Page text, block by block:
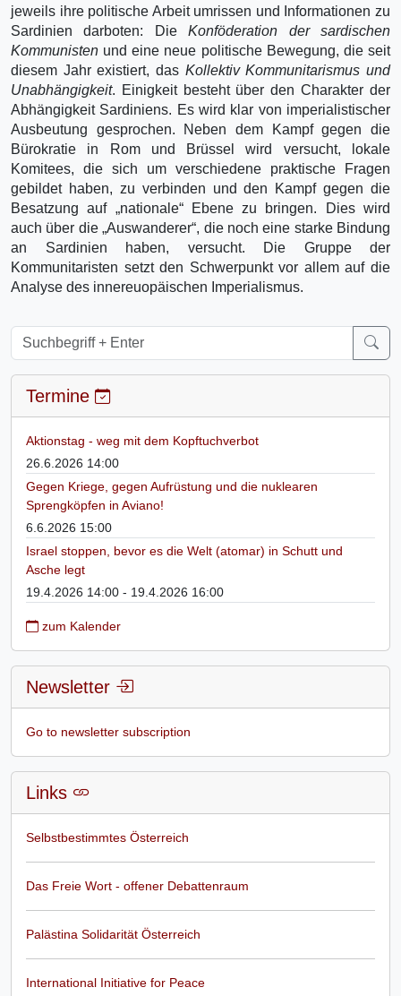
jeweils ihre politische Arbeit umrissen und Informationen zu
Sardinien darboten: DieKonföderation der sardischen
Kommunisten und eine neue politische Bewegung, die seit
diesem Jahr existiert, das Kollektiv Kommunitarismus und
Unabhängigkeit. Einigkeit besteht über den Charakter der
Abhängigkeit Sardiniens. Es wird klar von imperialistischer
Ausbeutung gesprochen. Neben dem Kampf gegen die
Bürokratie in Rom und Brüssel wird versucht, lokale
Komitees, die sich um verschiedene praktische Fragen
gebildet haben, zu verbinden und den Kampf gegen die
Besatzung auf „nationale“ Ebene zu bringen. Dies wird
auch über die „Auswanderer“, die noch eine starke Bindung
an Sardinien haben, versucht. Die Gruppe der
Kommunitaristen setzt den Schwerpunkt vor allem auf die
Analyse des innereuopäischen Imperialismus.
Termine
Aktionstag - weg mit dem Kopftuchverbot
26.6.2026 14:00
Gegen Kriege, gegen Aufrüstung und die nuklearen
Sprengköpfen in Aviano!
6.6.2026 15:00
Israel stoppen, bevor es die Welt (atomar) in Schutt und
Asche legt
19.4.2026 14:00 - 19.4.2026 16:00
zum Kalender
Newsletter
Go to newsletter subscription
Links
Selbstbestimmtes Österreich
Das Freie Wort - offener Debattenraum
Palästina Solidarität Österreich
International Initiative for Peace